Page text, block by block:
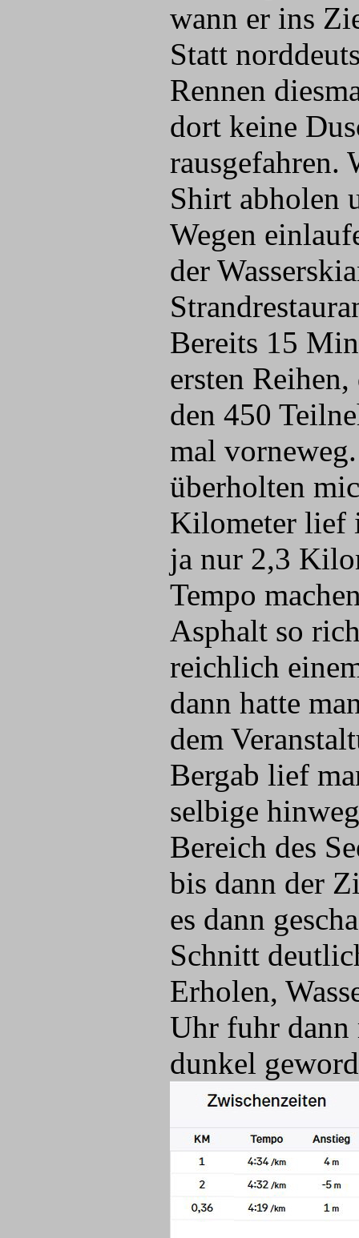
wann er ins
Statt
Rennen
dort keine
rausgefahren.
Shirt abholen
Wegen
der
Bereits 15
ersten
den 450
mal
überholten
Kilometer lief
ja nur 2,3
Tempo
Asphalt so
reichlich
dann hatte
dem
Bergab lief
selbige
Bereich des
bis dann der
es dann
Schnitt
Erholen,
Uhr fuhr dann
dunkel